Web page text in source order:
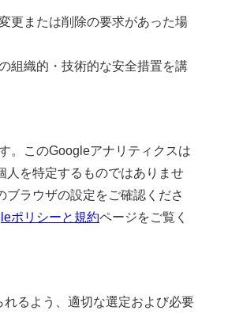
更または削除の要求があった場
組織的・技術的な安全措置を講
。このGoogleアナリティクスは
人を特定するものではありませ
ラウザの設定をご確認くださ
ポリシーと規約ページをご覧く
るよう、適切な選定および必要